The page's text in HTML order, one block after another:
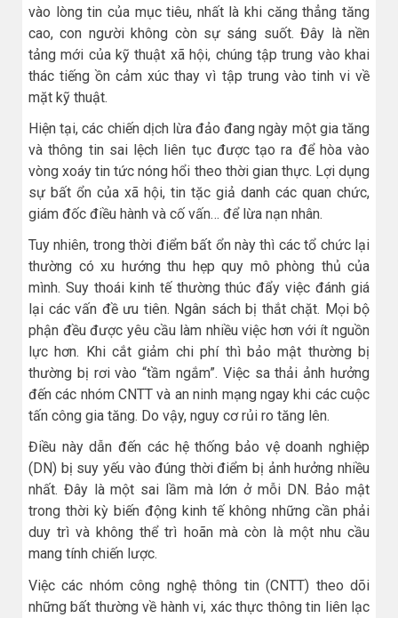
vào lòng tin của mục tiêu, nhất là khi căng thẳng tăng
cao, con người không còn sự sáng suốt. Đây là nền
tảng mới của kỹ thuật xã hội, chúng tập trung vào khai
thác tiếng ồn cảm xúc thay vì tập trung vào tinh vi về
mặt kỹ thuật.
Hiện tại, các chiến dịch lừa đảo đang ngày một gia tăng
và thông tin sai lệch liên tục được tạo ra để hòa vào
vòng xoáy tin tức nóng hổi theo thời gian thực. Lợi dụng
sự bất ổn của xã hội, tin tặc giả danh các quan chức,
giám đốc điều hành và cố vấn… để lừa nạn nhân.
Tuy nhiên, trong thời điểm bất ổn này thì các tổ chức lại
thường có xu hướng thu hẹp quy mô phòng thủ của
mình. Suy thoái kinh tế thường thúc đẩy việc đánh giá
lại các vấn đề ưu tiên. Ngân sách bị thắt chặt. Mọi bộ
phận đều được yêu cầu làm nhiều việc hơn với ít nguồn
lực hơn. Khi cắt giảm chi phí thì bảo mật thường bị
thường bị rơi vào “tầm ngắm”. Việc sa thải ảnh hưởng
đến các nhóm CNTT và an ninh mạng ngay khi các cuộc
tấn công gia tăng. Do vậy, nguy cơ rủi ro tăng lên.
Điều này dẫn đến các hệ thống bảo vệ doanh nghiệp
(DN) bị suy yếu vào đúng thời điểm bị ảnh hưởng nhiều
nhất. Đây là một sai lầm mà lớn ở mỗi DN. Bảo mật
trong thời kỳ biến động kinh tế không những cần phải
duy trì và không thể trì hoãn mà còn là một nhu cầu
mang tính chiến lược.
Việc các nhóm công nghệ thông tin (CNTT) theo dõi
những bất thường về hành vi, xác thực thông tin liên lạc